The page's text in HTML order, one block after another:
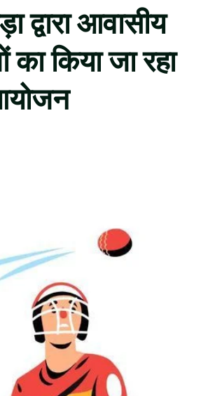
द्वारा आवासीय
किया जा रहा